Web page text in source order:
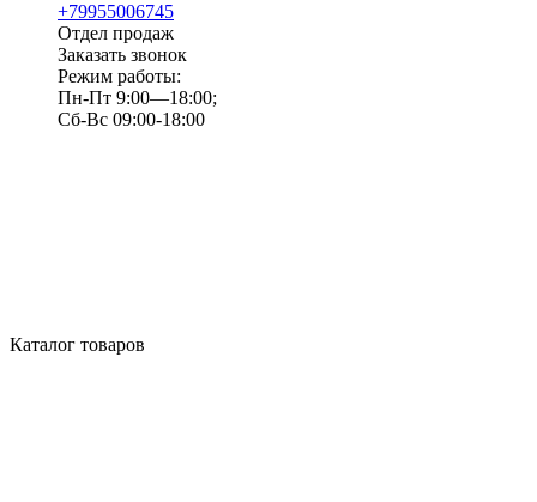
+79955006745
Отдел продаж
Заказать звонок
Режим работы:
Пн-Пт 9:00—18:00;
Сб-Вс 09:00-18:00
Каталог товаров